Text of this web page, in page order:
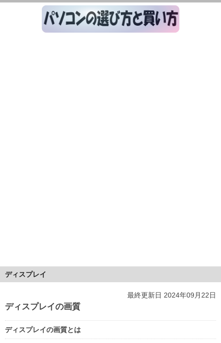
ディスプレイ
最終更新日 2024年09月22日
ディスプレイの画質
ディスプレイの画質とは